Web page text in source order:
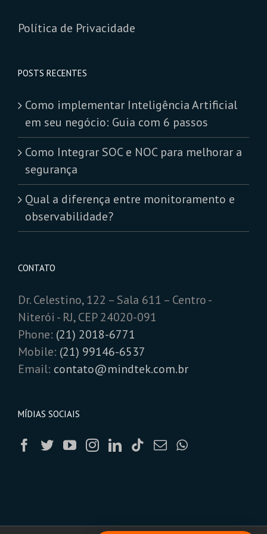
Política de Privacidade
POSTS RECENTES
Como implementar Inteligência Artificial
em seu negócio: Guia com 6 passos
Como Integrar SOC e NOC para melhorar a
segurança
Qual a diferença entre monitoramento e
observabilidade?
CONTATO
Dr. Celestino, 122 – Sala 611 – Centro -
Niterói - RJ, CEP 24020-091
Phone: (21) 2018-6771
Mobile: (21) 99146-6537
Email: contato@mindtek.com.br
MÍDIAS SOCIAIS